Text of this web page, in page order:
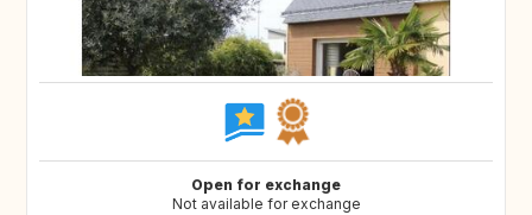
Open for exchange
Not available for exchange